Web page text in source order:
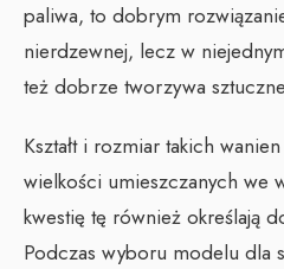
paliwa, to dobrym
nierdzewnej, lecz w
też dobrze tworzywa
Kształt i rozmiar takich
wielkości umieszczanych we
kwestię tę również określają
Podczas wyboru modelu dla